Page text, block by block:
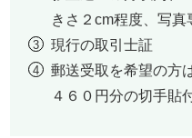
きさ２cm程度、写真
現行の取引士証
郵送受取を希望の方
４６０円分の切手貼